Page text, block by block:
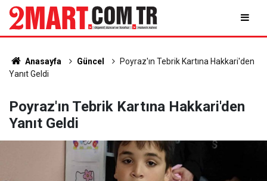
Anasayfa Güncel
Poyraz'ın Tebrik Kartına Hakkari'den
Yanıt Geldi
Poyraz'ın Tebrik Kartına Hakkari'den
Yanıt Geldi